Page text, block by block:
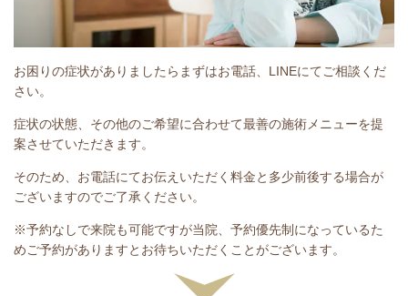
お困りの症状がありましたらまずはお電話、LINEにてご相談くだ
さい。
症状の状態、その他のご希望に合わせて最善の施術メニューを提
案させていただきます。
そのため、お電話にてお伝えいただく料金と多少前後する場合が
ございますのでご了承ください。
※予約なしで来院も可能ですが当院、予約優先制になっているた
めご予約がありますとお待ちいただくことがございます。